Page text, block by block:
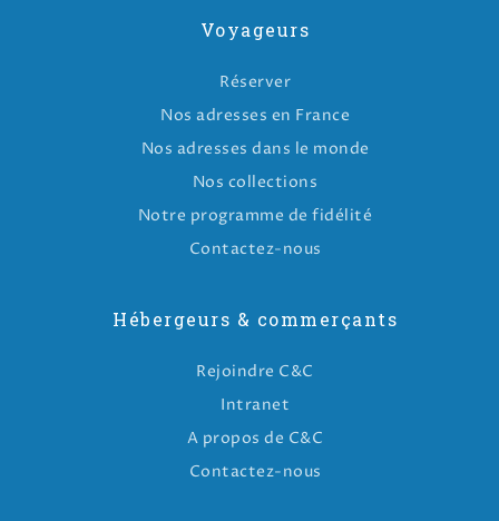
Voyageurs
Réserver
Nos adresses en France
Nos adresses dans le monde
Nos collections
Notre programme de fidélité
Contactez-nous
Hébergeurs & commerçants
Rejoindre C&C
Intranet
A propos de C&C
Contactez-nous